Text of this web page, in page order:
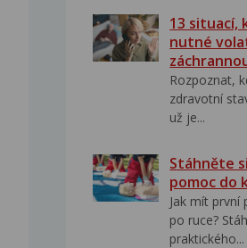
13 situací,
nutné
Rozpoznat,
zdravotní
už je...
Stáhněte
pomoc do
Jak mít první
po ruce?
praktického...